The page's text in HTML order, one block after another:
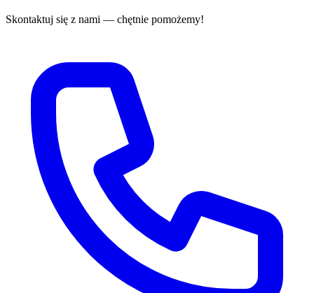
Skontaktuj się z nami — chętnie pomożemy!